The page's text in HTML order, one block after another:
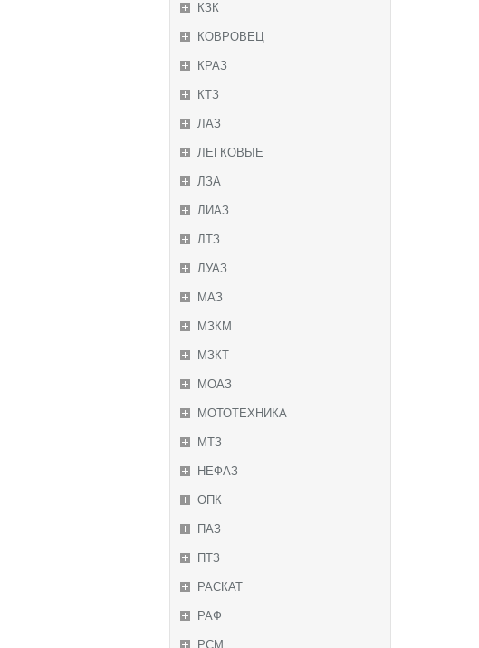
КЗК
КОВРОВЕЦ
КРАЗ
КТЗ
ЛАЗ
ЛЕГКОВЫЕ
ЛЗА
ЛИАЗ
ЛТЗ
ЛУАЗ
МАЗ
МЗКМ
МЗКТ
МОАЗ
МОТОТЕХНИКА
МТЗ
НЕФАЗ
ОПК
ПАЗ
ПТЗ
РАСКАТ
РАФ
РСМ